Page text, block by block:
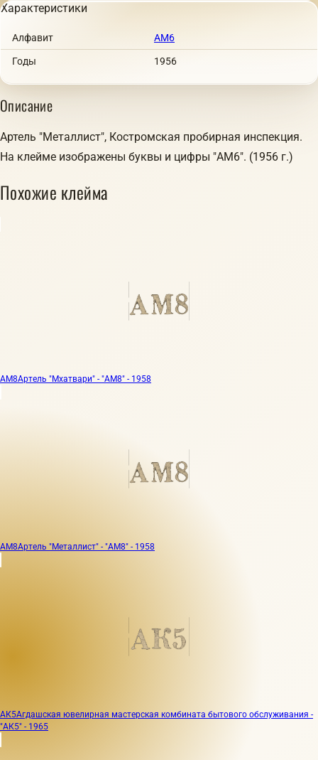
Характеристики
Алфавит АМ6
Годы 1956
Описание
Артель "Металлист", Костромская пробирная инспекция.
На клейме изображены буквы и цифры "АМ6". (1956 г.)
Похожие клейма
АМ8Артель "Мхатвари" - "АМ8" - 1958
АМ8Артель "Металлист" - "АМ8" - 1958
АК5Агдашская ювелирная мастерская комбината бытового обслуживания -
"АК5" - 1965